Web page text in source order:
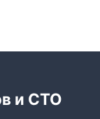
и СТО